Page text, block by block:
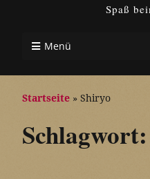
Spaß
Menü
Startseite » Shiryo
Schlagwort: